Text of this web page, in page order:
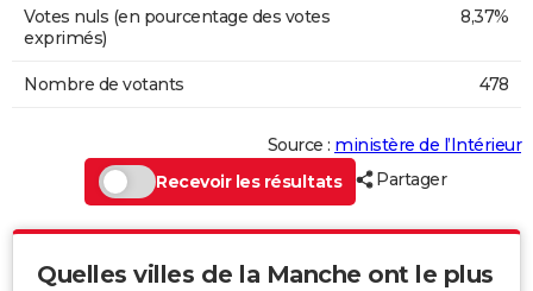
Votes nuls (en pourcentage des votes
exprimés)
8,37%
Nombre de votants 478
Source : ministère de l’Intérieur
Recevoir les résultats
Partager
Quelles villes de la Manche ont le plus